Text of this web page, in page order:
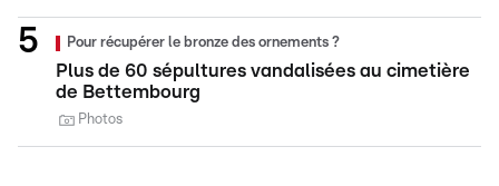
Pour récupérer le bronze des ornements ?
Plus de 60 sépultures vandalisées au cimetière
de Bettembourg
Photos